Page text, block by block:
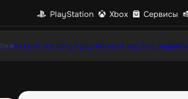
PlayStation Xbox Сервисы
SaleКаталог игр Sony ТурцияКаталог игр Sony Индия